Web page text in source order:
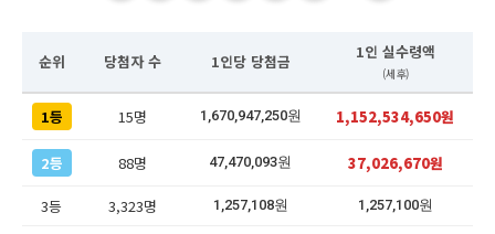
순위 당첨자 수 1인당 당첨금 1인 실수령액
(세후)
1등 15명 1,670,947,250원 1,152,534,650원
2등 88명 47,470,093원 37,026,670원
3등 3,323명 1,257,108원 1,257,100원